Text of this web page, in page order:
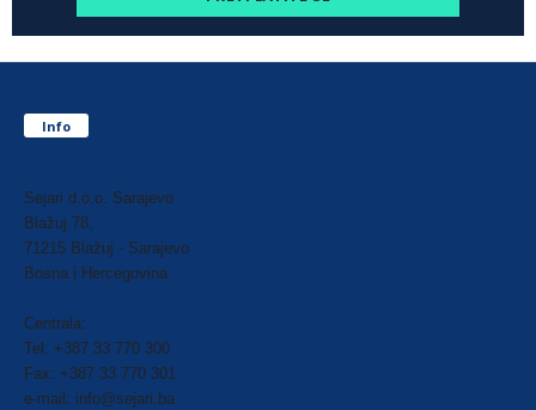
Info
Sejari d.o.o. Sarajevo
Blažuj 78,
71215 Blažuj - Sarajevo
Bosna i Hercegovina
Centrala:
Tel: +387 33 770 300
Fax: +387 33 770 301
e-mail: info@sejari.ba